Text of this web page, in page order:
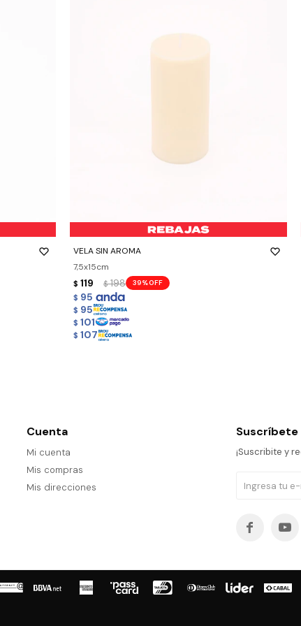
VELA SIN AROMA
7,5x15cm
$ 119 $ 198 39
$ 95
$ 95
$ 101
$ 107
- +
Cuenta
Mi cuenta
Mis compras
Mis direcciones
Suscríbete
¡Suscribite y
 